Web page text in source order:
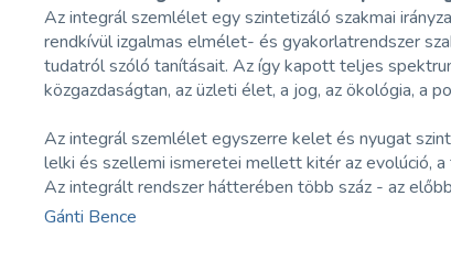
Az integrál szemlélet egy szintetizáló szakmai
rendkívül izgalmas elmélet- és gyakorlatrendszer
tudatról szóló tanításait. Az így kapott teljes
közgazdaságtan, az üzleti élet, a jog, az ökológia, a
Az integrál szemlélet egyszerre kelet és nyugat
lelki és szellemi ismeretei mellett kitér az evolúció,
Az integrált rendszer hátterében több száz - az
Gánti Bence